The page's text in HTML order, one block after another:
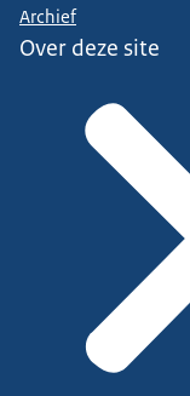
Archief
Over deze site